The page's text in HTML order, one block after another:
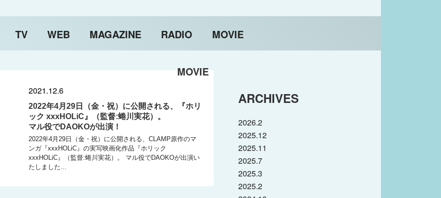
TV WEB MAGAZINE RADIO MOVIE
MOVIE
2021.12.6
2022年4月29日（金・祝）に公開される、『ホリ
ック xxxHOLiC』（監督:蜷川実花）。
マル役でDAOKOが出演！
2022年4月29日（金・祝）に公開される、CLAMP原作のマ
ンガ『xxxHOLiC』の実写映画化作品『ホリック
xxxHOLiC』（監督:蜷川実花）。 マル役でDAOKOが出演い
たしました...
ARCHIVES
2026.2
2025.12
2025.11
2025.7
2025.3
2025.2